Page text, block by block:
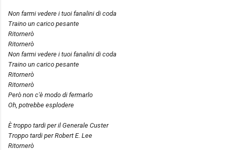
Non farmi vedere i tuoi fanalini di coda
Traino un carico pesante
Ritornerò
Ritornerò
Non farmi vedere i tuoi fanalini di coda
Traino un carico pesante
Ritornerò
Ritornerò
Però non c'è modo di fermarlo
Oh, potrebbe esplodere
È troppo tardi per il Generale Custer
Troppo tardi per Robert E. Lee
Ritornerò